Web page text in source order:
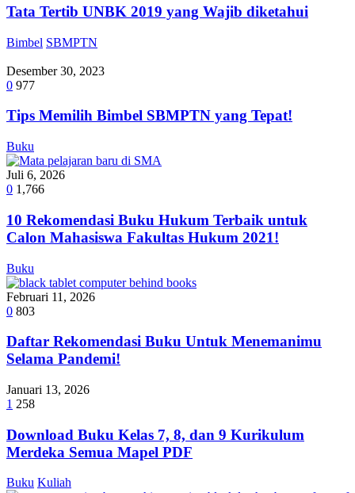
Tata Tertib UNBK 2019 yang Wajib diketahui
Bimbel SBMPTN
Desember 30, 2023
0 977
Tips Memilih Bimbel SBMPTN yang Tepat!
Buku
Juli 6, 2026
0 1,766
10 Rekomendasi Buku Hukum Terbaik untuk
Calon Mahasiswa Fakultas Hukum 2021!
Buku
Februari 11, 2026
0 803
Daftar Rekomendasi Buku Untuk Menemanimu
Selama Pandemi!
Januari 13, 2026
1 258
Download Buku Kelas 7, 8, dan 9 Kurikulum
Merdeka Semua Mapel PDF
Buku Kuliah